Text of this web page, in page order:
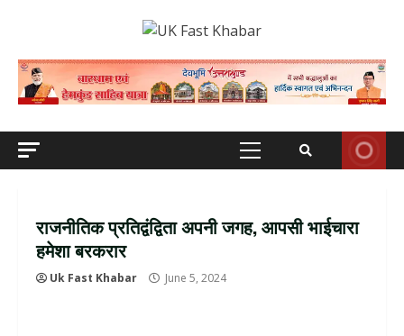
Primary
राजनीतिक प्रतिद्वंद्विता अपनी जगह, आपसी भाईचारा
हमेशा बरकरार
Uk Fast Khabar June 5, 2024